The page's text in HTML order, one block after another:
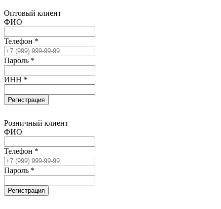
Оптовый клиент
ФИО
Телефон *
Пароль *
ИНН *
Регистрация
Розничный клиент
ФИО
Телефон *
Пароль *
Регистрация